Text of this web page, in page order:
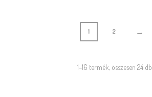
1 2 →
1–16 termék, összesen 24 db